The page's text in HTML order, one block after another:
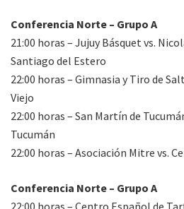
Conferencia Norte – Grupo A
21:00 horas – Jujuy Básquet vs.
Santiago del Estero
22:00 horas – Gimnasia y Tiro de
Viejo
22:00 horas – San Martín de
Tucumán
22:00 horas – Asociación Mitre vs.
Conferencia Norte – Grupo A
22:00 horas – Centro Español de